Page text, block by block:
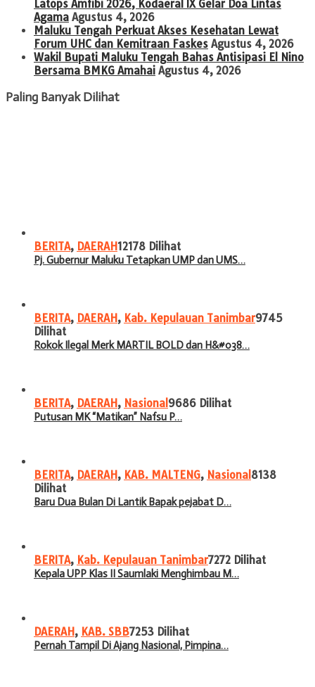
Latops Amfibi 2026, Kodaeral IX Gelar Doa Lintas
Agama Agustus 4, 2026
Maluku Tengah Perkuat Akses Kesehatan Lewat
Forum UHC dan Kemitraan Faskes Agustus 4, 2026
Wakil Bupati Maluku Tengah Bahas Antisipasi El Nino
Bersama BMKG Amahai Agustus 4, 2026
Paling Banyak Dilihat
BERITA, DAERAH12178 Dilihat
Pj. Gubernur Maluku Tetapkan UMP dan UMS…
BERITA, DAERAH, Kab. Kepulauan Tanimbar9745
Dilihat
Rokok Ilegal Merk MARTIL BOLD dan H&#038…
BERITA, DAERAH, Nasional 9686 Dilihat
Putusan MK “Matikan” Nafsu P…
BERITA, DAERAH, KAB. MALTENG, Nasional 8138
Dilihat
Baru Dua Bulan Di Lantik Bapak pejabat D…
BERITA, Kab. Kepulauan Tanimbar7272 Dilihat
Kepala UPP Klas II Saumlaki Menghimbau M…
DAERAH, KAB. SBB7253 Dilihat
Pernah Tampil Di Ajang Nasional, Pimpina…